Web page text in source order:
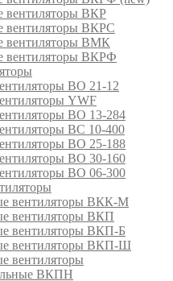
ВКР
ВКРС
ВМК
ВКРФ
ВО 21-12
YWF
ВО 13-284
ВС 10-400
ВО 25-188
ВО 30-160
ВО 06-300
вентиляторы ВКК-М
вентиляторы ВКП
вентиляторы ВКП-Б
вентиляторы ВКП-Ш
вентиляторы
ВКПН